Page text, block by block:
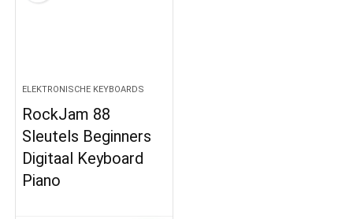
ELEKTRONISCHE KEYBOARDS
RockJam 88
Sleutels Beginners
Digitaal Keyboard
Piano